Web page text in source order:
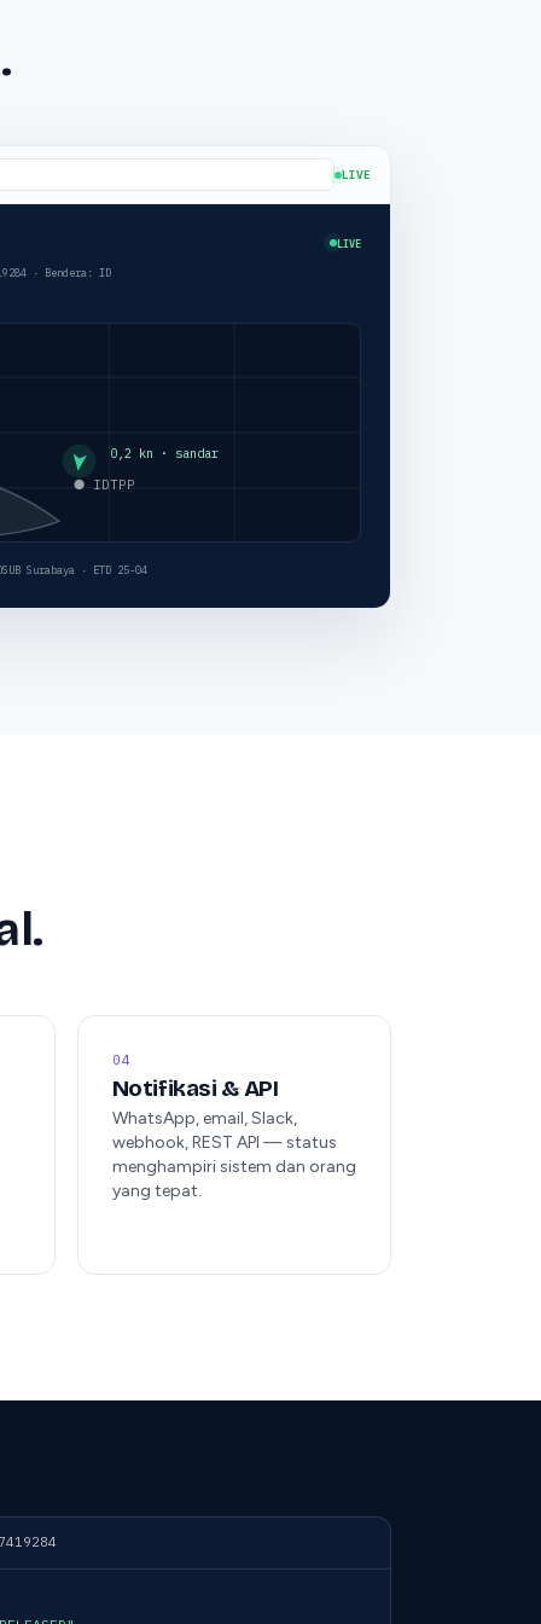
LIVE
LIVE
· Bendera : ID
IDTPP
0,2 kn · sandar
Surabaya · ETD 25-04
04
Notifikasi & API
WhatsApp, email, Slack,
webhook, REST API — status
menghampiri sistem dan orang
yang tepat.